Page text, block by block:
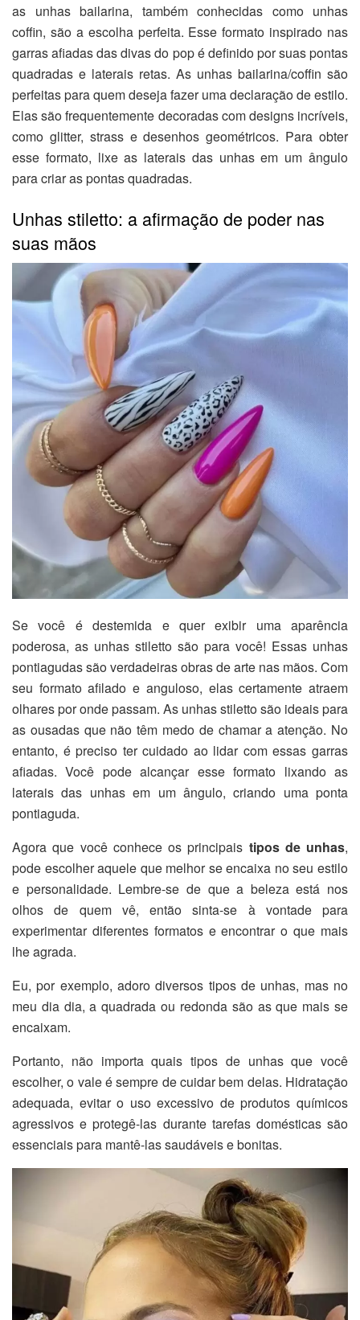
as unhas bailarina, também conhecidas como unhas
coffin, são a escolha perfeita. Esse formato inspirado nas
garras afiadas das divas do pop é definido por suas pontas
quadradas e laterais retas. As unhas bailarina/coffin são
perfeitas para quem deseja fazer uma declaração de estilo.
Elas são frequentemente decoradas com designs incríveis,
como glitter, strass e desenhos geométricos. Para obter
esse formato, lixe as laterais das unhas em um ângulo
para criar as pontas quadradas.
Unhas stiletto: a afirmação de poder nas
suas mãos
Se você é destemida e quer exibir uma aparência
poderosa, as unhas stiletto são para você! Essas unhas
pontiagudas são verdadeiras obras de arte nas mãos. Com
seu formato afilado e anguloso, elas certamente atraem
olhares por onde passam. As unhas stiletto são ideais para
as ousadas que não têm medo de chamar a atenção. No
entanto, é preciso ter cuidado ao lidar com essas garras
afiadas. Você pode alcançar esse formato lixando as
laterais das unhas em um ângulo, criando uma ponta
pontiaguda.
Agora que você conhece os principais tipos de unhas,
pode escolher aquele que melhor se encaixa no seu estilo
e personalidade. Lembre-se de que a beleza está nos
olhos de quem vê, então sinta-se à vontade para
experimentar diferentes formatos e encontrar o que mais
lhe agrada.
Eu, por exemplo, adoro diversos tipos de unhas, mas no
meu dia dia, a quadrada ou redonda são as que mais se
encaixam.
Portanto, não importa quais tipos de unhas que você
escolher, o vale é sempre de cuidar bem delas. Hidratação
adequada, evitar o uso excessivo de produtos químicos
agressivos e protegê-las durante tarefas domésticas são
essenciais para mantê-las saudáveis e bonitas.